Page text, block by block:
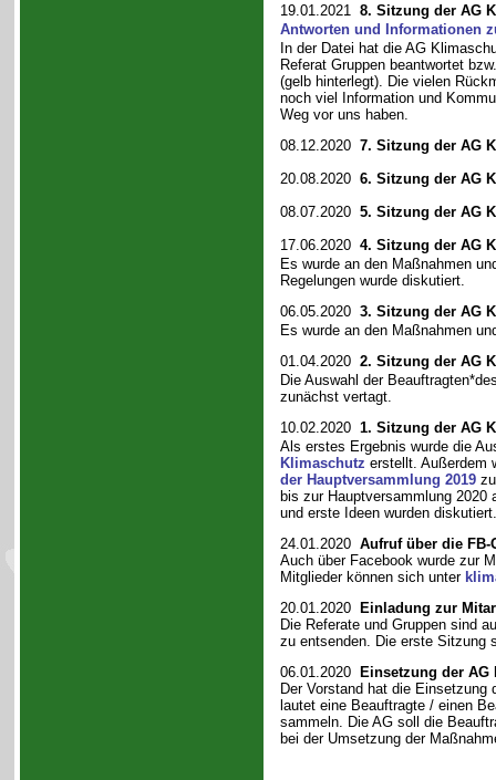
19.01.2021 8. Sitzung der AG
Antworten und Informationen
In der Datei hat die AG
Referat Gruppen beantwortet
(gelb hinterlegt). Die vielen
noch viel Information und
Weg vor uns haben.
08.12.2020 7. Sitzung der AG
20.08.2020 6. Sitzung der AG
08.07.2020 5. Sitzung der AG
17.06.2020 4. Sitzung der AG
Es wurde an den Maßnahmen
Regelungen wurde diskutiert.
06.05.2020 3. Sitzung der AG
Es wurde an den Maßnahmen
01.04.2020 2. Sitzung der AG
Die Auswahl der
zunächst vertagt.
10.02.2020 1. Sitzung der AG
Als erstes Ergebnis wurde die
Klimaschutz erstellt. Außerdem
der Hauptversammlung 2019
bis zur Hauptversammlung 2020
und erste Ideen wurden diskutiert.
24.01.2020 Aufruf über die
Auch über Facebook wurde zur
Mitglieder können sich unter
20.01.2020
Einladung zur
Die Referate und Gruppen sind
zu entsenden. Die erste Sitzung
06.01.2020
Einsetzung der AG
Der Vorstand hat die
lautet eine Beauftragte / einen
sammeln. Die AG soll die
bei der Umsetzung der